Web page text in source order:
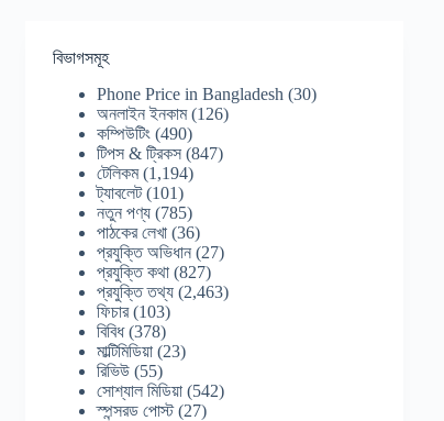
বিভাগসমূহ
Phone Price in Bangladesh (30)
অনলাইন ইনকাম(126)
কম্পিউটিং (490)
টিপস & ট্রিকস (847)
টেলিকম(1,194)
ট্যাবলেট(101)
নতুন পণ্য (785)
পাঠকের লেখা (36)
প্রযুক্তি অভিধান (27)
প্রযুক্তি কথা (827)
প্রযুক্তি তথ্য (2,463)
ফিচার(103)
বিবিধ(378)
মাল্টিমিডিয়া (23)
রিভিউ (55)
সোশ্যাল মিডিয়া (542)
স্পন্সরড পোস্ট(27)